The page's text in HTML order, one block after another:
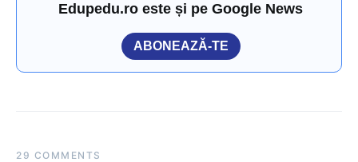
Edupedu.ro este și pe Google News
ABONEAZĂ-TE
29 COMMENTS